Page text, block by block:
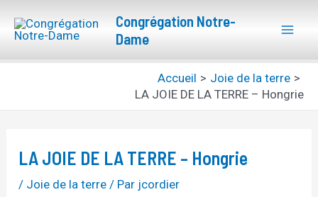
Congrégation Notre-
Dame
Accueil
Joie de la terre
LA JOIE DE LA TERRE – Hongrie
LA JOIE DE LA TERRE – Hongrie
/ Joie de la terre / Par jcordier
des